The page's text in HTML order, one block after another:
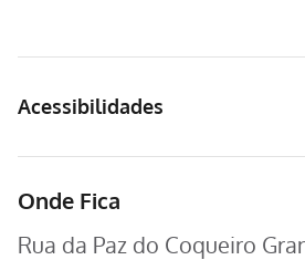
Acessibilidades
Onde Fica
Rua da Paz do Coqueiro